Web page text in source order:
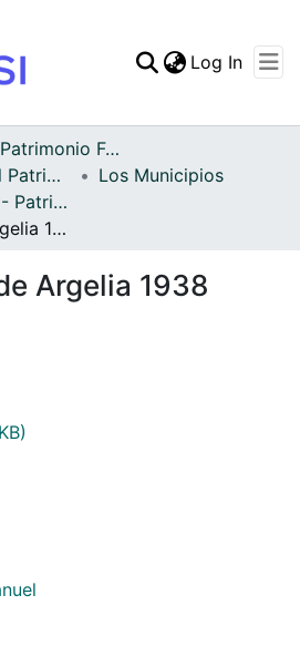
Statistics
Log In
Archivo del Patrimonio Fotográfico y Fílmico del Valle del Cauca
Fondo Archivo del Patrimonio Fotográfico y Fílmico del Valle del Cauca
Los Municipios
APFFVC - Ciudad - Patrimonial
Panorámica de Argelia 1938
Argelia 1938